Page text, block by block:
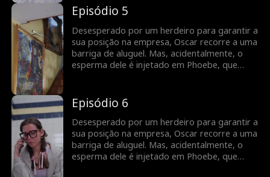
leva a gravidez até ao fim, Oscar propõe um
casamento por contrato. E assim começa
uma jornada cheia de desafios...
Episódio 5
Desesperado por um herdeiro para garantir a
sua posição na empresa, Oscar recorre a uma
barriga de aluguel. Mas, acidentalmente, o
esperma dele é injetado em Phoebe, que
leva a gravidez até ao fim, Oscar propõe um
casamento por contrato. E assim começa
uma jornada cheia de desafios...
Episódio 6
Desesperado por um herdeiro para garantir a
sua posição na empresa, Oscar recorre a uma
barriga de aluguel. Mas, acidentalmente, o
esperma dele é injetado em Phoebe, que